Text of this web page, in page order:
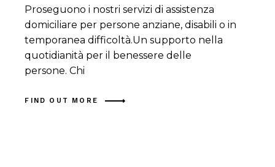
Proseguono i nostri servizi di assistenza
domiciliare per persone anziane, disabili o in
temporanea difficoltà.Un supporto nella
quotidianità per il benessere delle
persone. Chi
FIND OUT MORE